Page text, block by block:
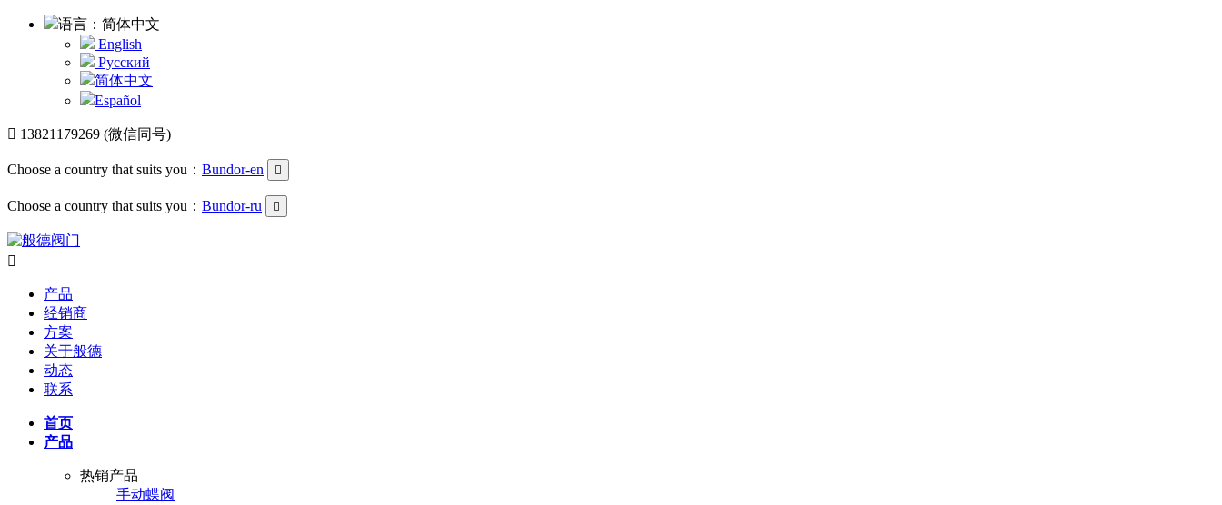
语言：简体中文
English
Русский
简体中文
Español
 13821179269 (微信同号)
Choose a country that suits you： Bundor-en 
Choose a country that suits you： Bundor-ru 

产品
经销商
方案
关于般德
动态
联系
首页
产品
热销产品
手动蝶阀